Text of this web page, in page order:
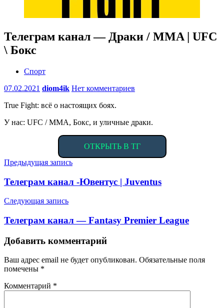
Телеграм канал — Драки / MMA | UFC
\ Бокс
Спорт
07.02.2021 diom4ik Нет комментариев
True Fight: всё о настоящих боях.
У нас: UFC / MMA, Бокс, и уличные драки.
ОТКРЫТЬ В ТГ
Навигация
по
записям
Предыдущая запись
Телеграм канал -Ювентус | Juventus
Следующая запись
Телеграм канал — Fantasy Premier League
Добавить комментарий
Ваш адрес email не будет опубликован. Обязательные поля
помечены *
Комментарий *